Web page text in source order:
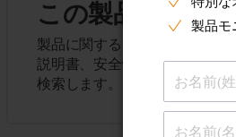
この製品に関す
製品に関するヒント、よくあ
説明書、安全性とコンプライ
検索します。